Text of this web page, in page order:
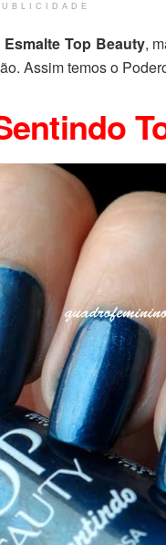
Esmalte Top Beauty,
Assim temos o